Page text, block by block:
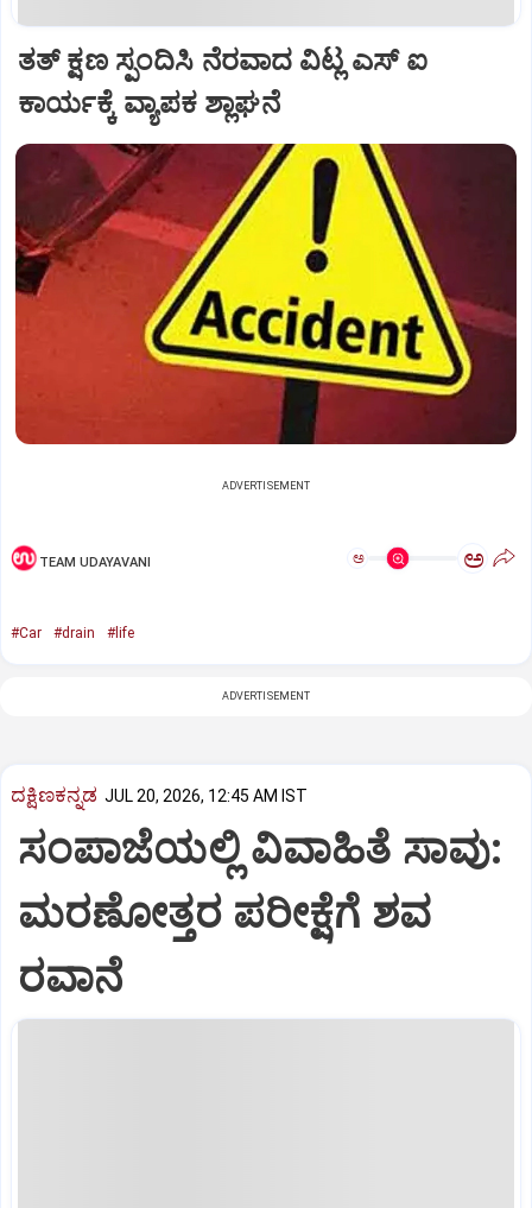
ತತ್ ಕ್ಷಣ ಸ್ಪಂದಿಸಿ ನೆರವಾದ ವಿಟ್ಲ ಎಸ್ ಐ
ಕಾರ್ಯಕ್ಕೆ ವ್ಯಾಪಕ ಶ್ಲಾಘನೆ
ADVERTISEMENT
TEAM UDAYAVANI ಅ ಅ
#Car #drain #life
ADVERTISEMENT
ದಕ್ಷಿಣಕನ್ನಡ JUL 20, 2026, 12:45 AM IST
ಸಂಪಾಜೆಯಲ್ಲಿ ವಿವಾಹಿತೆ ಸಾವು:
ಮರಣೋತ್ತರ ಪರೀಕ್ಷೆಗೆ ಶವ
ರವಾನೆ